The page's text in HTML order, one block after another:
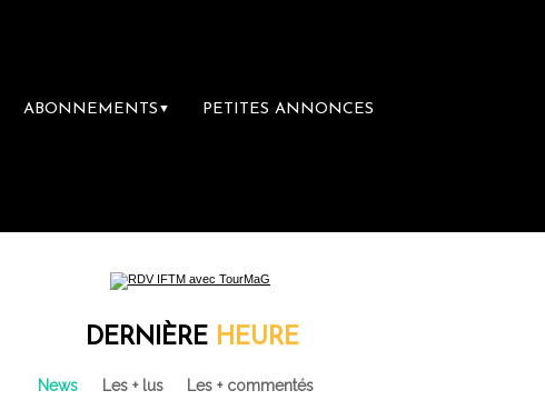
ABONNEMENTS ▼ PETITES ANNONCES
DERNIÈRE HEURE
News Les + lus Les + commentés